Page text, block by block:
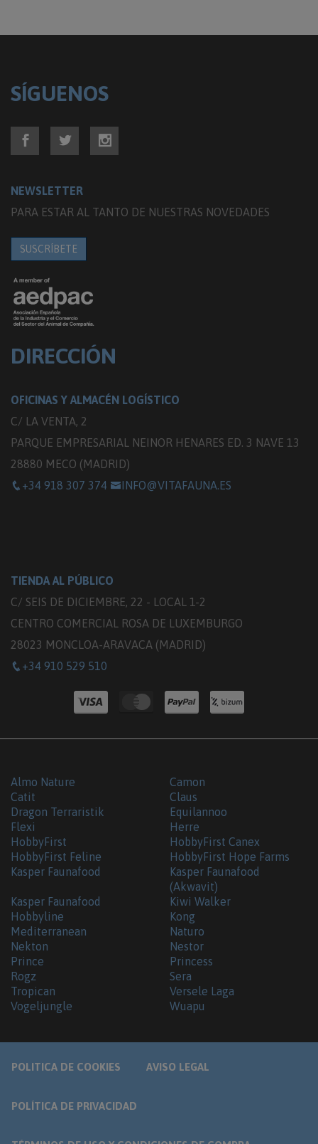
SÍGUENOS
NEWSLETTER
PARA ESTAR AL TANTO DE NUESTRAS NOVEDADES
SUSCRÍBETE
DIRECCIÓN
OFICINAS Y ALMACÉN LOGÍSTICO
C/ LA VENTA, 2
PARQUE EMPRESARIAL NEINOR HENARES ED. 3 NAVE 13
28880 MECO (MADRID)
+34 918 307 374
INFO@VITAFAUNA.ES
TIENDA AL PÚBLICO
C/ SEIS DE DICIEMBRE, 22 - LOCAL 1-2
CENTRO COMERCIAL ROSA DE LUXEMBURGO
28023 MONCLOA-ARAVACA (MADRID)
+34 910 529 510
Almo Nature
Camon
Catit
Claus
Dragon Terraristik
Equilannoo
Flexi
Herre
HobbyFirst
HobbyFirst Canex
HobbyFirst Feline
HobbyFirst Hope Farms
Kasper Faunafood
Kasper Faunafood
(Akwavit)
Kasper Faunafood
Hobbyline
Kiwi Walker
Kong
Mediterranean
Naturo
Nekton
Nestor
Prince
Princess
Rogz
Sera
Tropican
Versele Laga
Vogeljungle
Wuapu
POLITICA DE COOKIES AVISO LEGAL
POLÍTICA DE PRIVACIDAD